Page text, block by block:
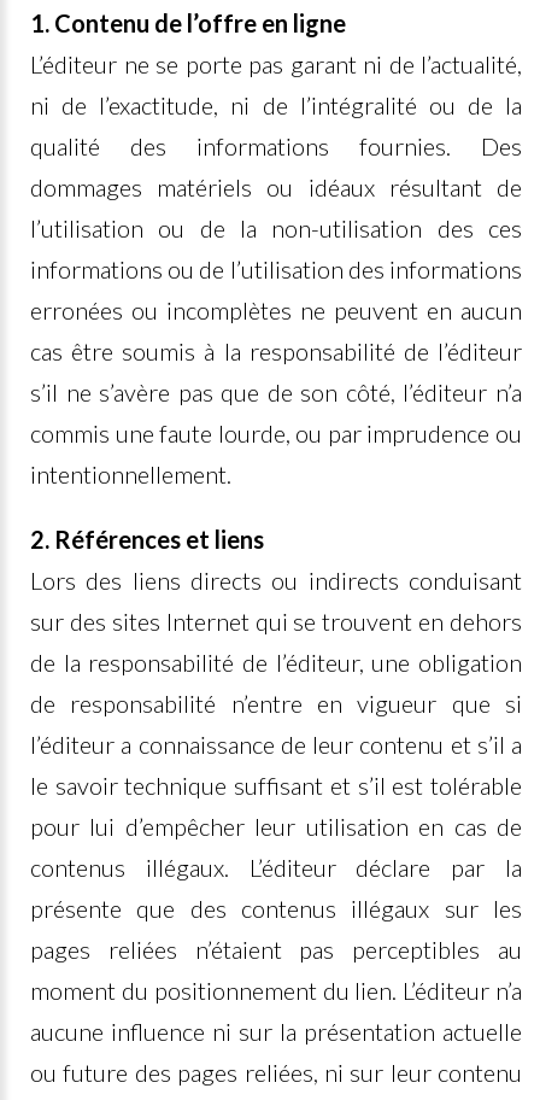
1. Contenu de l’offre en ligne
L’éditeur ne se porte pas garant ni de l’actualité,
ni de l’exactitude, ni de l’intégralité ou de la
qualité des informations fournies. Des
dommages matériels ou idéaux résultant de
l’utilisation ou de la non-utilisation des ces
informations ou de l’utilisation des informations
erronées ou incomplètes ne peuvent en aucun
cas être soumis à la responsabilité de l’éditeur
s’il ne s’avère pas que de son côté, l’éditeur n’a
commis une faute lourde, ou par imprudence ou
intentionnellement.
2. Références et liens
Lors des liens directs ou indirects conduisant
sur des sites Internet qui se trouvent en dehors
de la responsabilité de l’éditeur, une obligation
de responsabilité n’entre en vigueur que si
l’éditeur a connaissance de leur contenu et s’il a
le savoir technique suffisant et s’il est tolérable
pour lui d’empêcher leur utilisation en cas de
contenus illégaux. L’éditeur déclare par la
présente que des contenus illégaux sur les
pages reliées n’étaient pas perceptibles au
moment du positionnement du lien. L’éditeur n’a
aucune influence ni sur la présentation actuelle
ou future des pages reliées, ni sur leur contenu